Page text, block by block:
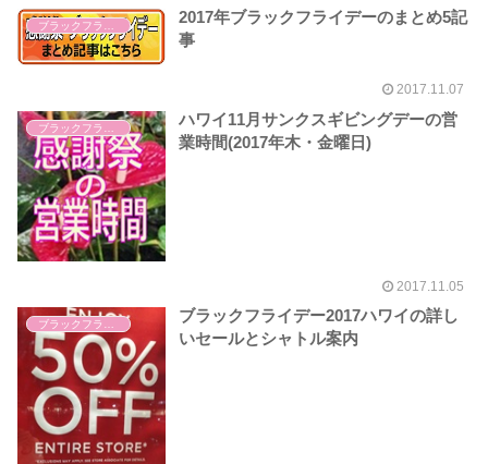
2017年ブラックフライデーのまとめ5記
事
2017.11.07
ハワイ11月サンクスギビングデーの営
業時間(2017年木・金曜日)
2017.11.05
ブラックフライデー2017ハワイの詳し
いセールとシャトル案内